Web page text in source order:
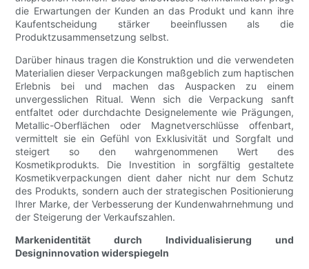
die Erwartungen der Kunden an das Produkt und kann ihre
Kaufentscheidung stärker beeinflussen als die
Produktzusammensetzung selbst.
Darüber hinaus tragen die Konstruktion und die verwendeten
Materialien dieser Verpackungen maßgeblich zum haptischen
Erlebnis bei und machen das Auspacken zu einem
unvergesslichen Ritual. Wenn sich die Verpackung sanft
entfaltet oder durchdachte Designelemente wie Prägungen,
Metallic-Oberflächen oder Magnetverschlüsse offenbart,
vermittelt sie ein Gefühl von Exklusivität und Sorgfalt und
steigert so den wahrgenommenen Wert des
Kosmetikprodukts. Die Investition in sorgfältig gestaltete
Kosmetikverpackungen dient daher nicht nur dem Schutz
des Produkts, sondern auch der strategischen Positionierung
Ihrer Marke, der Verbesserung der Kundenwahrnehmung und
der Steigerung der Verkaufszahlen.
Markenidentität durch Individualisierung und
Designinnovation widerspiegeln